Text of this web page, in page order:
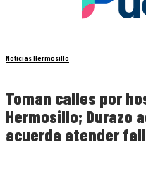
Noticias Hermosillo
Toman calles por
Hermosillo; Durazo
acuerda atender